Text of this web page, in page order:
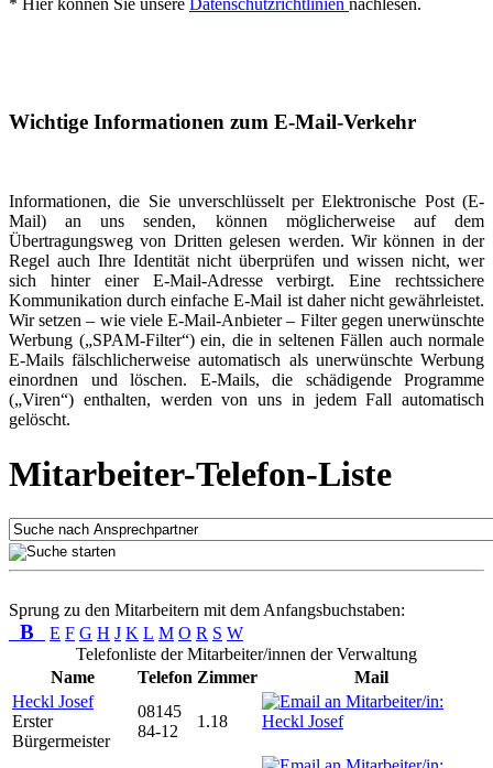
* Hier können Sie unsere Datenschutzrichtlinien nachlesen.
Wichtige Informationen zum E-Mail-Verkehr
Informationen, die Sie unverschlüsselt per Elektronische Post (E-
Mail) an uns senden, können möglicherweise auf dem
Übertragungsweg von Dritten gelesen werden. Wir können in der
Regel auch Ihre Identität nicht überprüfen und wissen nicht, wer
sich hinter einer E-Mail-Adresse verbirgt. Eine rechtssichere
Kommunikation durch einfache E-Mail ist daher nicht gewährleistet.
Wir setzen – wie viele E-Mail-Anbieter – Filter gegen unerwünschte
Werbung („SPAM-Filter“) ein, die in seltenen Fällen auch normale
E-Mails fälschlicherweise automatisch als unerwünschte Werbung
einordnen und löschen. E-Mails, die schädigende Programme
(„Viren“) enthalten, werden von uns in jedem Fall automatisch
gelöscht.
Mitarbeiter-Telefon-Liste
Sprung zu den Mitarbeitern mit dem Anfangsbuchstaben:
B E F G H J K L M O R S W
Telefonliste der Mitarbeiter/innen der Verwaltung
Name
Telefon Zimmer
Mail
Heckl Josef
Erster
Bürgermeister
08145
84-12
1.18